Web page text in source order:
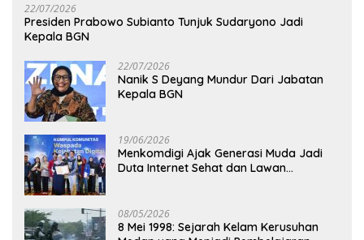
22/07/2026
Presiden Prabowo Subianto Tunjuk Sudaryono Jadi
Kepala BGN
22/07/2026
Nanik S Deyang Mundur Dari Jabatan
Kepala BGN
19/06/2026
Menkomdigi Ajak Generasi Muda Jadi
Duta Internet Sehat dan Lawan
08/05/2026
8 Mei 1998: Sejarah Kelam Kerusuhan